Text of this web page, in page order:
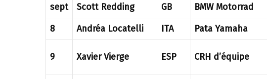
sept Scott Redding GB BMW Motorrad
8
Andréa Locatelli ITA Pata Yamaha
9 Xavier Vierge ESP CRH d’équipe